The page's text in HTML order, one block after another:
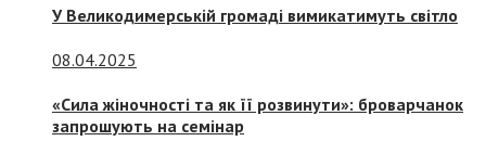
У Великодимерській громаді вимикатимуть світло
08.04.2025
«Сила жіночності та як її розвинути»: броварчанок
запрошують на семінар